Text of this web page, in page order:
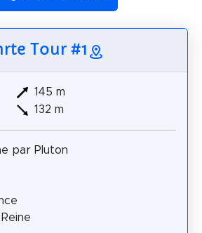
Tour #1
145 m
132 m
par Pluton